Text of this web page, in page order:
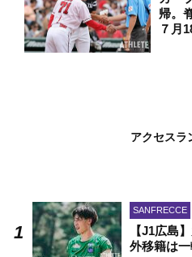
帰。
７月
アクセスラ
SANFRECCE
【J1広島
外移籍は